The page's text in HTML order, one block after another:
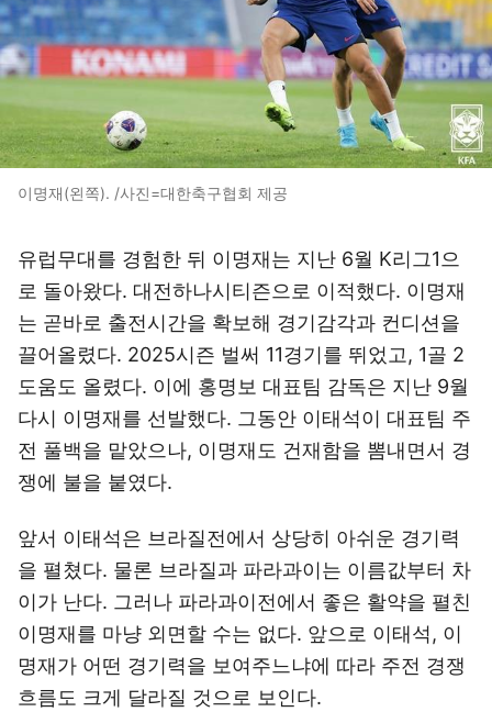
이명재(왼쪽). /사진=대한축구협회 제공
유럽무대를 경험한 뒤 이명재는 지난 6월 K리그1으
로 돌아왔다. 대전하나시티즌으로 이적했다. 이명재
는 곧바로 출전시간을 확보해 경기감각과 컨디션을
끌어올렸다. 2025시즌 벌써 11경기를 뛰었고, 1골 2
도움도 올렸다. 이에 홍명보 대표팀 감독은 지난 9월
다시 이명재를 선발했다. 그동안 이태석이 대표팀 주
전 풀백을 맡았으나, 이명재도 건재함을 뽐내면서 경
쟁에 불을 붙였다.
앞서 이태석은 브라질전에서 상당히 아쉬운 경기력
을 펼쳤다. 물론 브라질과 파라과이는 이름값부터 차
이가 난다. 그러나 파라과이전에서 좋은 활약을 펼친
이명재를 마냥 외면할 수는 없다. 앞으로 이태석, 이
명재가 어떤 경기력을 보여주느냐에 따라 주전 경쟁
흐름도 크게 달라질 것으로 보인다.